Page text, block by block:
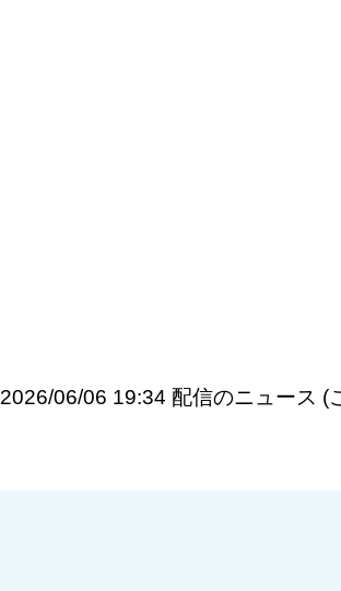
2026/06/06 19:34 配信のニュース (